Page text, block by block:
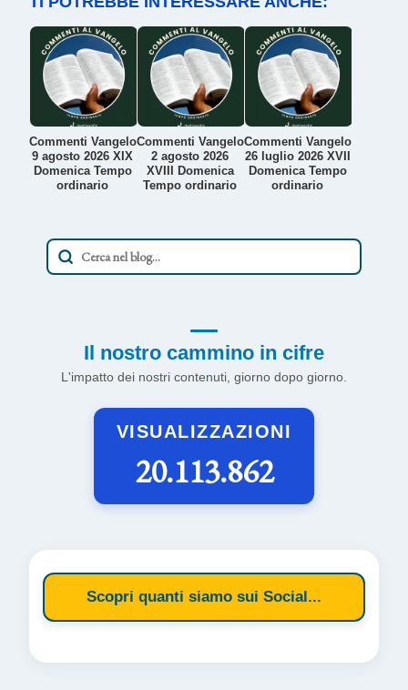
Commenti Vangelo
9 agosto 2026 XIX
Domenica Tempo
ordinario
Commenti Vangelo
2 agosto 2026
XVIII Domenica
Tempo ordinario
Commenti Vangelo
26 luglio 2026 XVII
Domenica Tempo
ordinario
Il nostro cammino in cifre
L'impatto dei nostri contenuti, giorno dopo giorno.
VISUALIZZAZIONI
20.113.862
Scopri quanti siamo sui Social...